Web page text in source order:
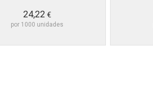
24,22 €
por 1000 unidades